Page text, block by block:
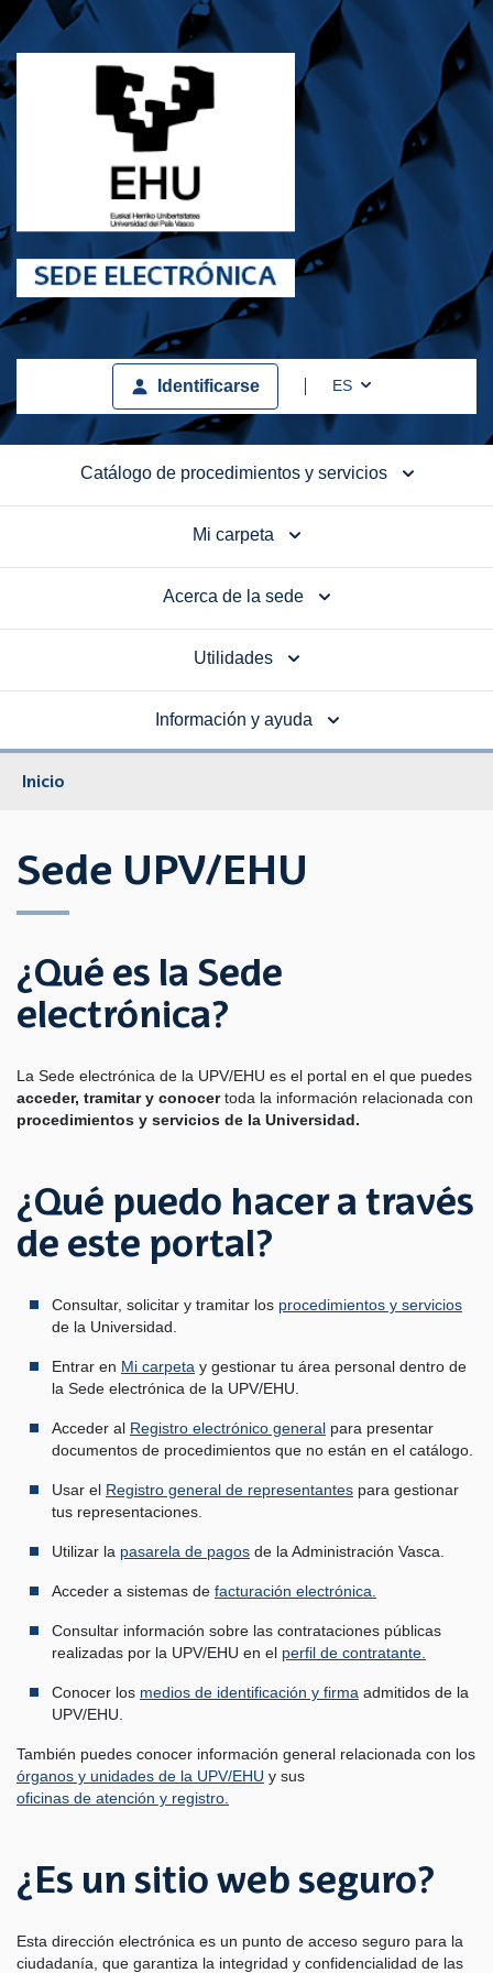
ES Toggle Dropdown
Identificarse
Catálogo de procedimientos y servicios
Mi carpeta
Acerca de la sede
Utilidades
Información y ayuda
Inicio
Sede UPV/EHU
¿Qué es la Sede
electrónica?
La Sede electrónica de la UPV/EHU es el portal en el que puedes
acceder, tramitar y conocertoda la información relacionada con
procedimientos y servicios de la Universidad.
¿Qué puedo hacer a través
de este portal?
Consultar, solicitar y tramitar los procedimientos y servicios
de la Universidad.
Entrar en Mi carpeta y gestionar tu área personal dentro de
la Sede electrónica de la UPV/EHU.
Acceder al Registro electrónico general para presentar
documentos de procedimientos que no están en el catálogo.
Usar el Registro general de representantes para gestionar
tus representaciones.
Utilizar la pasarela de pagos de la Administración Vasca.
Acceder a sistemas de facturación electrónica.
Consultar información sobre las contrataciones públicas
realizadas por la UPV/EHU en el perfil de contratante.
Conocer los medios de identificación y firma admitidos de la
UPV/EHU.
También puedes conocer información general relacionada con los
órganos y unidades de la UPV/EHU y sus
oficinas de atención y registro.
¿Es un sitio web seguro?
Esta dirección electrónica es un punto de acceso seguro para la
ciudadanía, que garantiza la integridad y confidencialidad de las